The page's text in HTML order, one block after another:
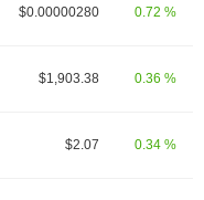
$0.00000280 0.72 %
$1,903.38 0.36 %
$2.07 0.34 %